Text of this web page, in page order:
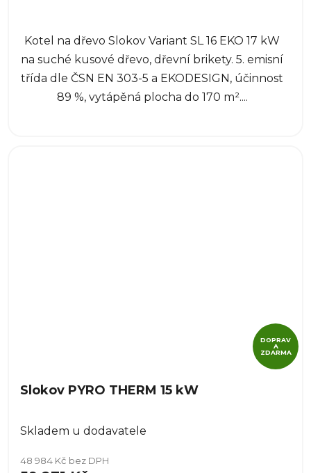
Kotel na dřevo Slokov Variant SL 16 EKO 17 kW
na suché kusové dřevo, dřevní brikety. 5. emisní
třída dle ČSN EN 303-5 a EKODESIGN, účinnost
89 %, vytápěná plocha do 170 m²....
DOPRAV
A
ZDARMA
Slokov PYRO THERM 15 kW
Skladem u dodavatele
48 984 Kč bez DPH